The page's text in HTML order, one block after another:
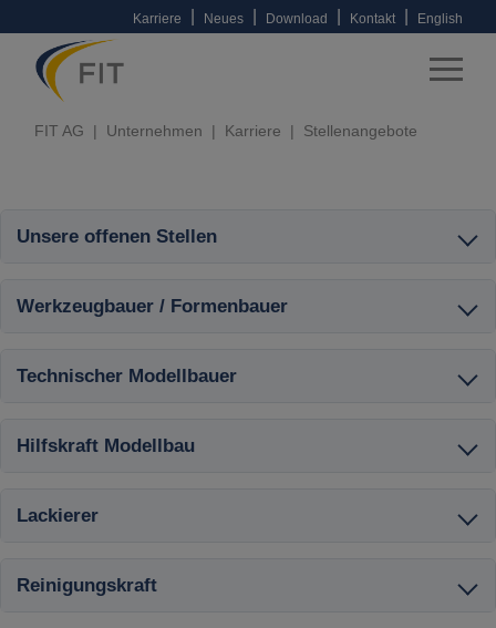
Karriere Neues Download Kontakt English
FIT AG Unternehmen Karriere Stellenangebote
Unsere offenen Stellen
Werkzeugbauer / Formenbauer
Technischer Modellbauer
Hilfskraft Modellbau
Lackierer
Reinigungskraft